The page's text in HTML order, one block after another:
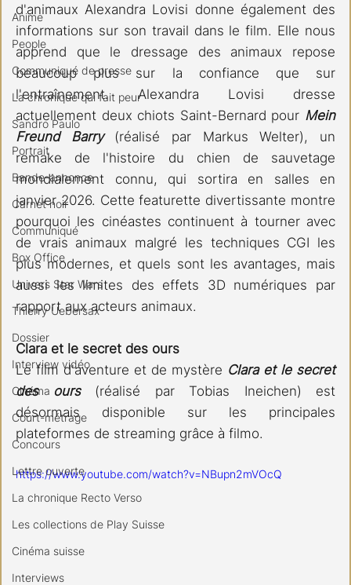
Anime
People
Communiqué de presse
La chronique qui fait peur
Sandro Paulo
Portrait
Bande-annonce
Carnet noir
Communiqué
Box Office
Univers Star Wars
Thierry Uebersax
Dossier
Interview vidéo
Cinéma
Court-métrage
Concours
Lettre ouverte
La chronique Recto Verso
Les collections de Play Suisse
Cinéma suisse
Interviews
d'animaux Alexandra Lovisi donne également des
informations sur son travail dans le film. Elle nous
apprend que le dressage des animaux repose
beaucoup plus sur la confiance que sur
l'entraînement. Alexandra Lovisi dresse
actuellement deux chiots Saint-Bernard pour Mein
Freund Barry (réalisé par Markus Welter), un
remake de l'histoire du chien de sauvetage
mondialement connu, qui sortira en salles en
janvier 2026. Cette featurette divertissante montre
pourquoi les cinéastes continuent à tourner avec
de vrais animaux malgré les techniques CGI les
plus modernes, et quels sont les avantages, mais
aussi les limites des effets 3D numériques par
rapport aux acteurs animaux.
Clara et le secret des ours
Le film d'aventure et de mystère Clara et le secret
des ours (réalisé par Tobias Ineichen) est
désormais disponible sur les principales
plateformes de streaming grâce à filmo.
https://www.youtube.com/watch?v=NBupn2mVOcQ